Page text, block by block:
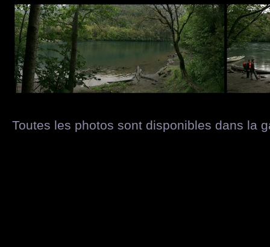
Toutes les photos sont disponibles dans la